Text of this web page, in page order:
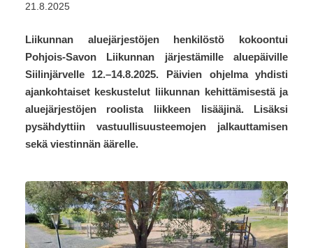
21.8.2025
Liikunnan aluejärjestöjen henkilöstö kokoontui
Pohjois-Savon Liikunnan järjestämille aluepäiville
Siilinjärvelle 12.–14.8.2025. Päivien ohjelma yhdisti
ajankohtaiset keskustelut liikunnan kehittämisestä ja
aluejärjestöjen roolista liikkeen lisääjinä. Lisäksi
pysähdyttiin vastuullisuusteemojen jalkauttamisen
sekä viestinnän äärelle.